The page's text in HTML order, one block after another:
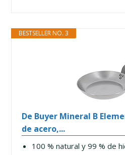
BESTSELLER NO. 3
De Buyer Mineral B
de acero,...
100 % natural y 99 % de